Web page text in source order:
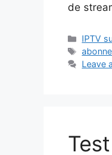
de
IPTV
Tags
Leave